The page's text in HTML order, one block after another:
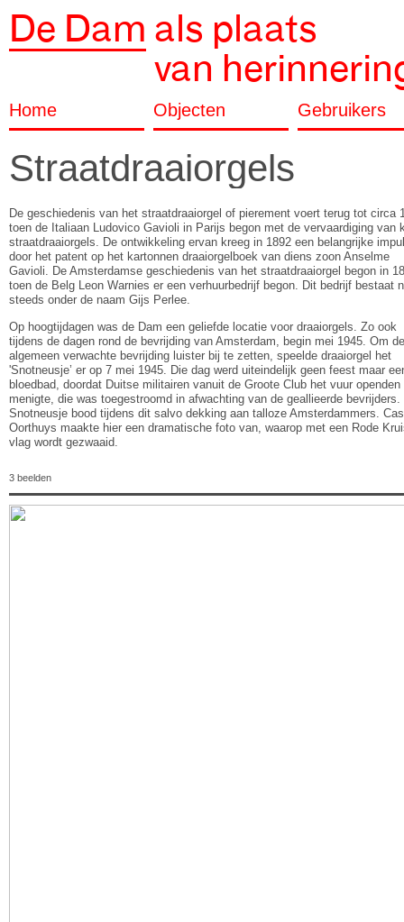
De Dam als plaats
van
Home Objecten Gebruikers
Straatdraaiorgels
De geschiedenis van het straatdraaiorgel of pierement voert terug tot circa
toen de Italiaan Ludovico Gavioli in Parijs begon met de vervaardiging van
straatdraaiorgels. De ontwikkeling ervan kreeg in 1892 een belangrijke
door het patent op het kartonnen draaiorgelboek van diens zoon Anselme
Gavioli. De Amsterdamse geschiedenis van het straatdraaiorgel begon in
toen de Belg Leon Warnies er een verhuurbedrijf begon. Dit bedrijf bestaat
steeds onder de naam Gijs Perlee.
Op hoogtijdagen was de Dam een geliefde locatie voor draaiorgels. Zo ook
tijdens de dagen rond de bevrijding van Amsterdam, begin mei 1945. Om de
algemeen verwachte bevrijding luister bij te zetten, speelde draaiorgel het
'Snotneusje’ er op 7 mei 1945. Die dag werd uiteindelijk geen feest maar
bloedbad, doordat Duitse militairen vanuit de Groote Club het vuur openden
menigte, die was toegestroomd in afwachting van de geallieerde bevrijders.
Snotneusje bood tijdens dit salvo dekking aan talloze Amsterdammers. Cas
Oorthuys maakte hier een dramatische foto van, waarop met een Rode
vlag wordt gezwaaid.
3 beelden